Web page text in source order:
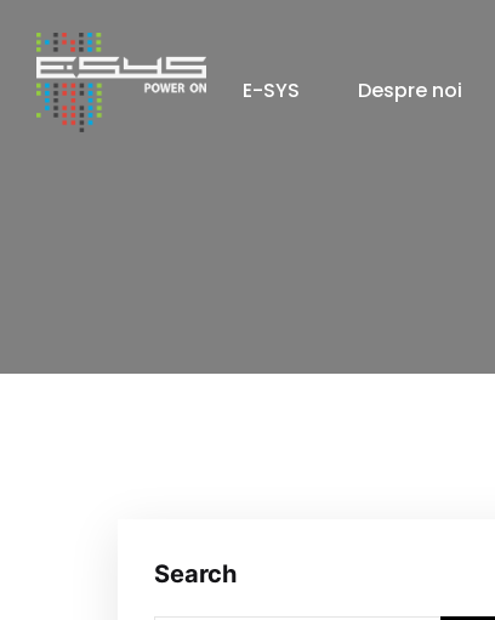
E-SYS Despre noi
Search